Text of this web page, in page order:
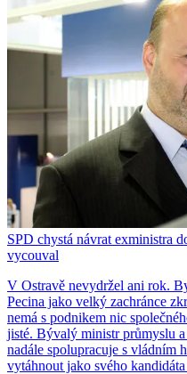
SPD chystá návrat exministra
vycouval
V Ostravě nevydržel ani rok.
Pecina jako velký zachránce
nemá s podnikem nic
jisté. Bývalý ministr průmyslu
nadále spolupracuje s vládním
vytáhnout jako svého